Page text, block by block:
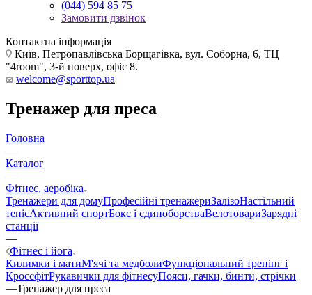
(044) 594 85 75
Замовити дзвінок
Контактна інформація
Київ, Петропавлівська Борщагівка, вул. Соборна, 6, ТЦ
"4room", 3-й поверх, офіс 8.
welcome@sporttop.ua
Тренажер для преса
Головна
—
Каталог
—
Фітнес, аеробіка
Тренажери для домуПрофесійні тренажериЗалізоНастільний
тенісАктивний спортБокс і єдиноборстваВелотовариЗарядні
станції
—
Фітнес і йога
Килимки і матиМ'ячі та медболиФункціональний тренінг і
КроссфітРукавички для фітнесуПояси, гачки, бинти, стрічки
—Тренажер для преса